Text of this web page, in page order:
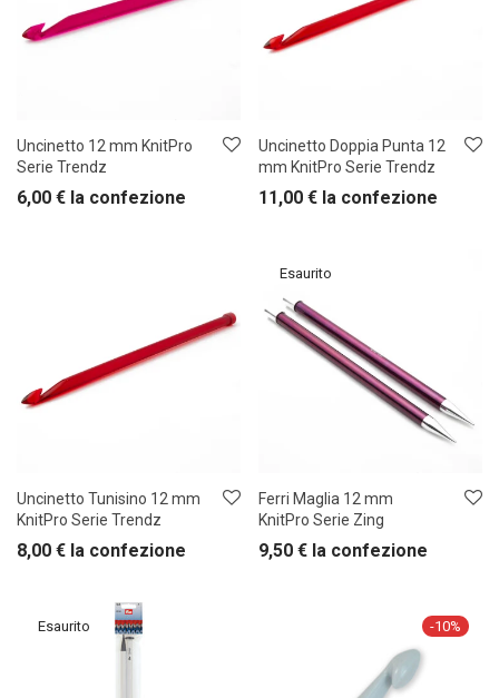
Uncinetto 12 mm KnitPro
Serie Trendz
6,00 € la confezione
Uncinetto Doppia Punta 12
mm KnitPro Serie Trendz
11,00 € la confezione
Uncinetto Tunisino 12 mm
KnitPro Serie Trendz
8,00 € la confezione
Ferri Maglia 12 mm
KnitPro Serie Zing
9,50 € la confezione
-10%